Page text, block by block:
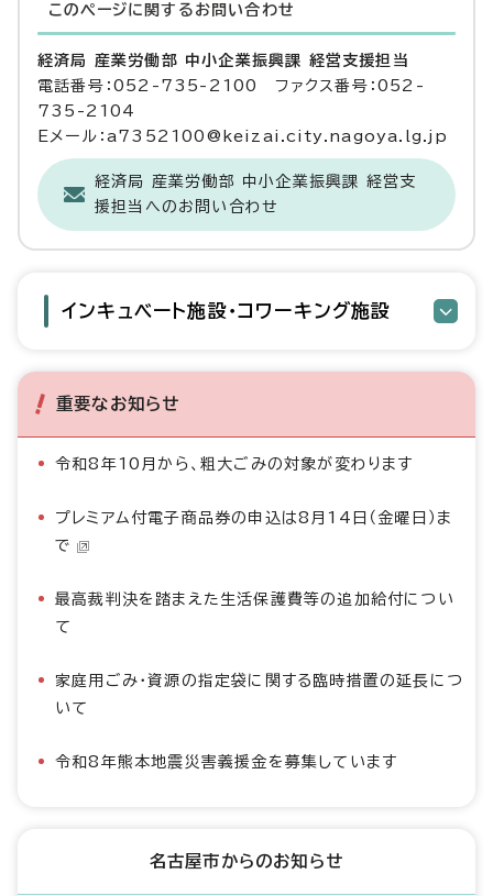
このページに関する お問い合わせ
経済局 産業労働部 中小企業振興課 経営支援担当
電話番号：052-735-2100 ファクス番号：052-
735-2104
Eメール：a7352100@keizai.city.nagoya.lg.jp
経済局 産業労働部 中小企業振興課 経営支
援担当へのお問い合わせ
インキュベート施設・コワーキング施設
重要なお知らせ
令和8年10月から、粗大ごみの対象が変わります
プレミアム付電子商品券の申込は8月14日（金曜日）ま
で
最高裁判決を踏まえた生活保護費等の追加給付につい
て
家庭用ごみ・資源の指定袋に関する臨時措置の延長につ
いて
令和8年熊本地震災害義援金を募集しています
名古屋市からのお知らせ